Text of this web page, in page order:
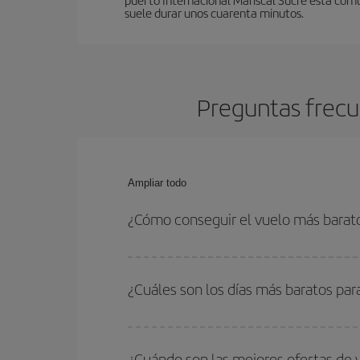
suele durar unos cuarenta minutos.
Preguntas
Ampliar todo
¿Cómo conseguir el vuelo más
fechas y horarios de ida y vuelta.
¿Cuáles son los días más baratos
quieres ir y en qué fechas habías pensado